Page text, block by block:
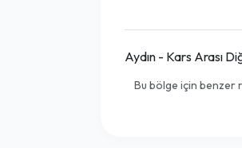
Aydın - Kars Arası
Bu bölge için benzer